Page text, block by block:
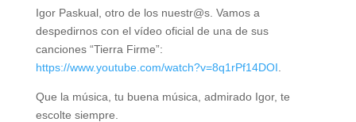
Igor Paskual, otro de los nuestr@s. Vamos a
despedirnos con el vídeo oficial de una de sus
canciones “Tierra Firme”:
https://www.youtube.com/watch?v=8q1rPf14DOI
​Que la música, tu buena música, admirado Igor, te
escolte siempre.